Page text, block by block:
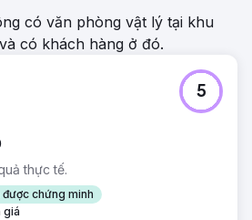
có văn phòng vật lý tại khu
có khách hàng ở đó.
thực tế.
chứng minh
giá
5